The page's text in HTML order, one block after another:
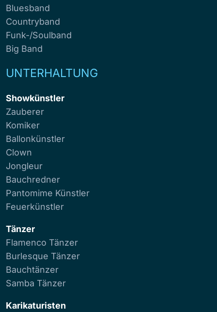
Bluesband
Countryband
Funk-/Soulband
Big Band
UNTERHALTUNG
Showkünstler
Zauberer
Komiker
Ballonkünstler
Clown
Jongleur
Bauchredner
Pantomime Künstler
Feuerkünstler
Tänzer
Flamenco Tänzer
Burlesque Tänzer
Bauchtänzer
Samba Tänzer
Karikaturisten